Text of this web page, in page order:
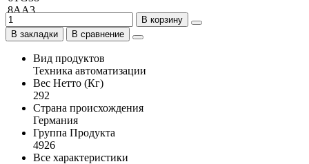
В корзину
В закладки
В сравнение
Вид продуктов
Техника автоматизации
Вес Нетто (Кг)
292
Страна происхождения
Германия
Группа Продукта
4926
Все характеристики